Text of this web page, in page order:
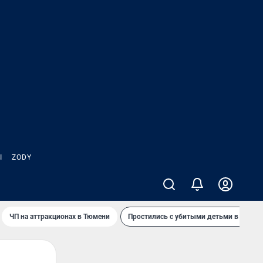
ZODY
ЧП на аттракционах в Тюмени Простились с убитыми детьми в